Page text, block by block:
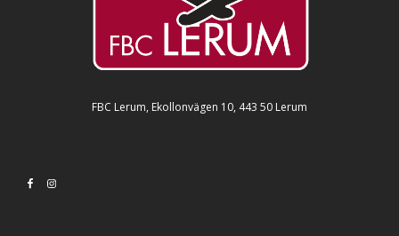
FBC Lerum, Ekollonvägen 10, 443 50 Lerum